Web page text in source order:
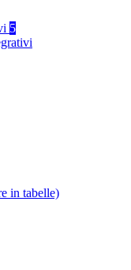
5
in tabelle)